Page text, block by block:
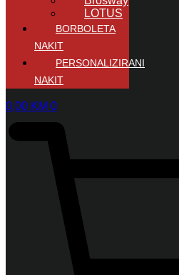
LOTUS
BORBOLETA
NAKIT
PERSONALIZIRANI
NAKIT
0,00 KM 0